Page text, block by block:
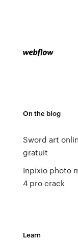
On the blog
Sword art
gratuit
Inpixio photo
4 pro crack
Learn